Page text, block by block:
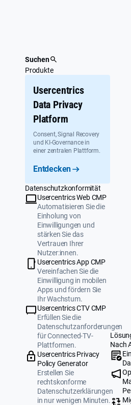
Suchen
Produkte
Usercentrics
Data Privacy
Platform
Consent, Signal Recovery
und KI-Governance in
einer zentralen Plattform.
Entdecken
Datenschutzkonformität
Usercentrics Web CMP
Automatisieren Sie die
Einholung von
Einwilligungen und
stärken Sie das
Vertrauen Ihrer
Nutzer:innen.
Usercentrics App CMP
Vereinfachen Sie die
Einwilligung in mobilen
Apps und fördern Sie
Ihr Wachstum.
Usercentrics CTV CMP
Erfüllen Sie die
Datenschutzanforderungen
für Connected-TV-
Plattformen.
Usercentrics Privacy
Policy Generator
Erstellen Sie
rechtskonforme
Datenschutzerklärungen
in nur wenigen Minuten.
Nach